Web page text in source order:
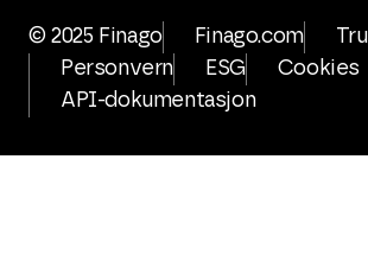
© 2025 Finago Finago.com
Personvern
ESG
Cookies
API-dokumentasjon